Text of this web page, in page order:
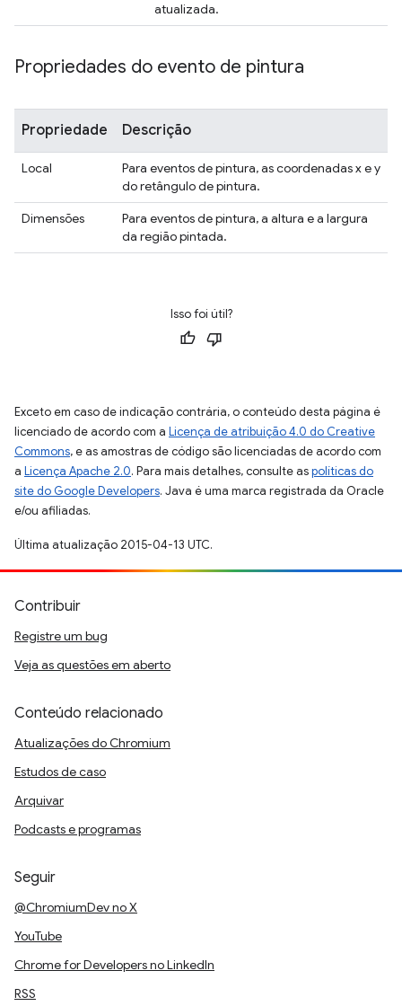
atualizada.
Propriedades do evento de pintura
Propriedade Descrição
Local
Para eventos de pintura, as coordenadas x e y
do retângulo de pintura.
Dimensões
Para eventos de pintura, a altura e a largura
da região pintada.
Isso foi útil?
Exceto em caso de indicação contrária, o conteúdo desta página é
licenciado de acordo com a Licença de atribuição 4.0 do Creative
Commons, e as amostras de código são licenciadas de acordo com
a Licença Apache 2.0. Para mais detalhes, consulte aspolíticas do
site do Google Developers. Java é uma marca registrada da Oracle
e/ou afiliadas.
Última atualização 2015-04-13 UTC.
Contribuir
Registre um bug
Veja as questões em aberto
Conteúdo relacionado
Atualizações do Chromium
Estudos de caso
Arquivar
Podcasts e programas
Seguir
@ChromiumDev no X
YouTube
Chrome for Developers no LinkedIn
RSS